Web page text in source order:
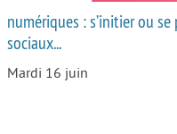
numériques : s’initier ou
sociaux...
Mardi 16 juin